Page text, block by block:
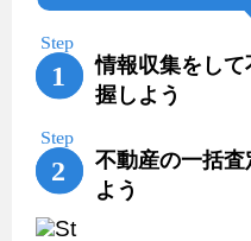
情報収集をし
握しよう
不動産の一括
よう